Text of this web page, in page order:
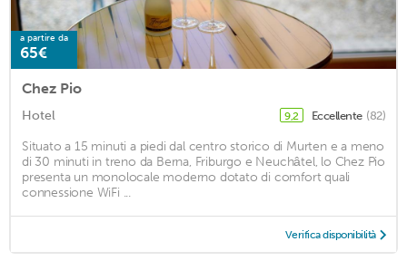
a partire da
65€
Chez Pio
Hotel 9,2 Eccellente (82)
Situato a 15 minuti a piedi dal centro storico di Murten e a meno
di 30 minuti in treno da Berna, Friburgo e Neuchâtel, lo Chez Pio
presenta un monolocale moderno dotato di comfort quali
connessione WiFi ...
Verifica disponibilità